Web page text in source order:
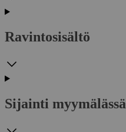
Ravintosisältö
Sijainti myymälässä